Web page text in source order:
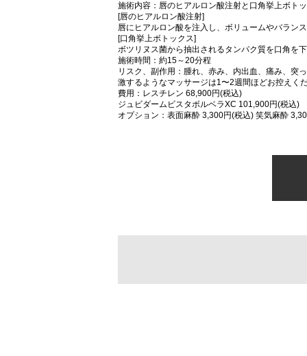
施術内容：唇のヒアルロン酸注射と口角挙上ボト
[唇のヒアルロン酸注射]
唇にヒアルロン酸を注入し、ボリュームやバラン
[口角挙上ボトックス]
ボツリヌス菌から抽出されるタンパク質を口角を
施術時間：約15～20分程
リスク、副作用：腫れ、赤み、内出血、痛み、突
激するようなマッサージは1〜2週間ほどお控えく
費用：レスチレン 68,900円(税込)
ジュビダームビスタボルベラXC 101,900円(税込)
オプション：表面麻酔 3,300円(税込) 笑気麻酔